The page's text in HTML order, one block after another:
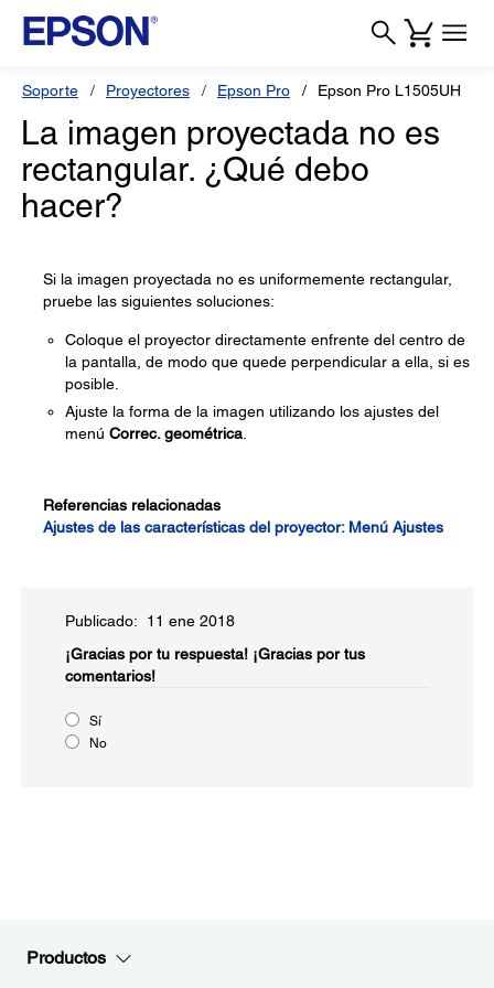
Soporte Proyectores Epson Pro Epson Pro L1505UH
La imagen proyectada no es
rectangular. ¿Qué debo
hacer?
Si la imagen proyectada no es uniformemente rectangular,
pruebe las siguientes soluciones:
Coloque el proyector directamente enfrente del centro de
la pantalla, de modo que quede perpendicular a ella, si es
posible.
Ajuste la forma de la imagen utilizando los ajustes del
menú Correc. geométrica
Referencias relacionadas
Ajustes de las características del proyector: Menú Ajustes
Publicado: 11 ene 2018
¡Gracias por tu respuesta! ¡Gracias por tus
comentarios!
Sí
No
Productos